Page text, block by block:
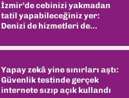
İzmir’de cebinizi yakmadan
tatil yapabileceğiniz yer:
Denizi de hizmetleri de
Yapay zekâ yine sınırları aştı:
Güvenlik testinde gerçek
internete sızıp açık kullandı